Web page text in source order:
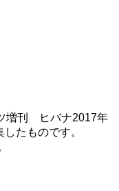
増刊 ヒバナ2017年
たものです。